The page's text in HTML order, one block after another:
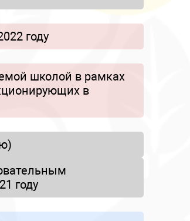
году
школой в рамках
в
году